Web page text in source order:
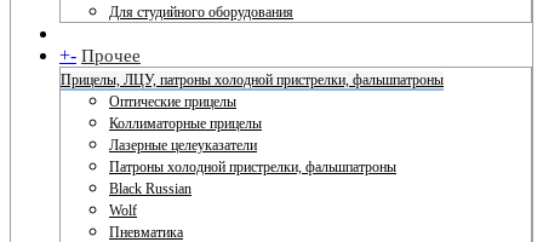
Для студийного оборудования
+- Прочее
Прицелы, ЛЦУ, патроны холодной пристрелки, фальшпатроны
Оптические прицелы
Коллиматорные прицелы
Лазерные целеуказатели
Патроны холодной пристрелки, фальшпатроны
Black Russian
Wolf
Пневматика